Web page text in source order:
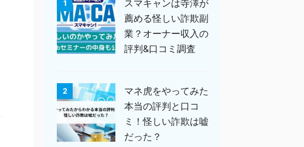
1
スマキャンは寺澤が
薦める怪しい詐欺副
業？オーナー収入の
評判&口コミ調査
2
マネ虎をやってみた
本当の評判と口コ
ミ！怪しい詐欺は嘘
だった？